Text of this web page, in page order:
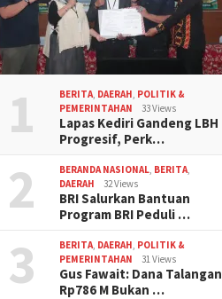
1 BERITA DAERAH POLITIK &
PEMERINTAHAN
33 Views
Lapas Kediri Gandeng LBH
Progresif, Perk…
2 BERANDA NASIONAL BERITA
DAERAH
32 Views
BRI Salurkan Bantuan
Program BRI Peduli …
3 BERITA DAERAH POLITIK &
PEMERINTAHAN
31 Views
Gus Fawait: Dana Talangan
Rp786 M Bukan …